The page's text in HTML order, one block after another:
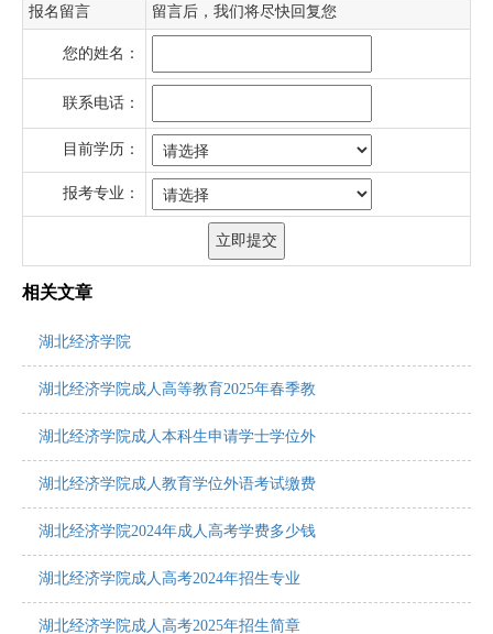
报名留言 留言后，我们将尽快回复您
您的姓名：
联系电话：
目前学历：
报考专业：
相关文章
湖北经济学院
湖北经济学院成人高等教育2025年春季教
湖北经济学院成人本科生申请学士学位外
湖北经济学院成人教育学位外语考试缴费
湖北经济学院2024年成人高考学费多少钱
湖北经济学院成人高考2024年招生专业
湖北经济学院成人高考2025年招生简章